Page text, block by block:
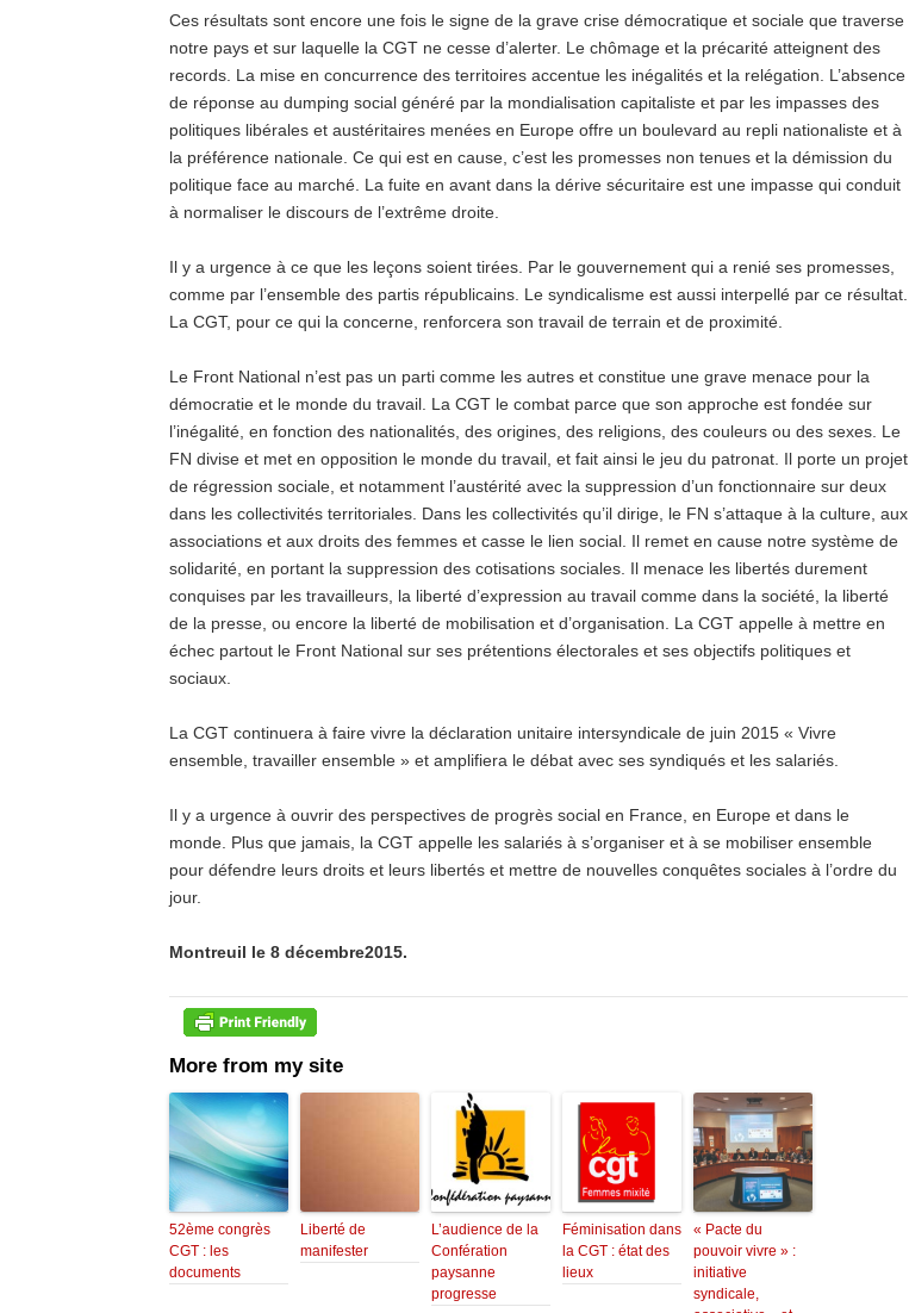
Ces résultats sont encore une fois le signe de la grave crise démocratique et sociale que traverse
notre pays et sur laquelle la CGT ne cesse d’alerter. Le chômage et la précarité atteignent des
records. La mise en concurrence des territoires accentue les inégalités et la relégation. L’absence
de réponse au dumping social généré par la mondialisation capitaliste et par les impasses des
politiques libérales et austéritaires menées en Europe offre un boulevard au repli nationaliste et à
la préférence nationale. Ce qui est en cause, c’est les promesses non tenues et la démission du
politique face au marché. La fuite en avant dans la dérive sécuritaire est une impasse qui conduit
à normaliser le discours de l’extrême droite.
Il y a urgence à ce que les leçons soient tirées. Par le gouvernement qui a renié ses promesses,
comme par l’ensemble des partis républicains. Le syndicalisme est aussi interpellé par ce résultat.
La CGT, pour ce qui la concerne, renforcera son travail de terrain et de proximité.
Le Front National n’est pas un parti comme les autres et constitue une grave menace pour la
démocratie et le monde du travail. La CGT le combat parce que son approche est fondée sur
l’inégalité, en fonction des nationalités, des origines, des religions, des couleurs ou des sexes. Le
FN divise et met en opposition le monde du travail, et fait ainsi le jeu du patronat. Il porte un projet
de régression sociale, et notamment l’austérité avec la suppression d’un fonctionnaire sur deux
dans les collectivités territoriales. Dans les collectivités qu’il dirige, le FN s’attaque à la culture, aux
associations et aux droits des femmes et casse le lien social. Il remet en cause notre système de
solidarité, en portant la suppression des cotisations sociales. Il menace les libertés durement
conquises par les travailleurs, la liberté d’expression au travail comme dans la société, la liberté
de la presse, ou encore la liberté de mobilisation et d’organisation. La CGT appelle à mettre en
échec partout le Front National sur ses prétentions électorales et ses objectifs politiques et
sociaux.
La CGT continuera à faire vivre la déclaration unitaire intersyndicale de juin 2015 « Vivre
ensemble, travailler ensemble » et amplifiera le débat avec ses syndiqués et les salariés.
Il y a urgence à ouvrir des perspectives de progrès social en France, en Europe et dans le
monde. Plus que jamais, la CGT appelle les salariés à s’organiser et à se mobiliser ensemble
pour défendre leurs droits et leurs libertés et mettre de nouvelles conquêtes sociales à l’ordre du
jour.
Montreuil le 8 décembre2015.
More from my site
52ème congrès
CGT : les
documents
Liberté de
manifester
L’audience de la
Confération
paysanne
progresse
Féminisation dans
la CGT : état des
lieux
« Pacte du
pouvoir vivre » :
initiative
syndicale,